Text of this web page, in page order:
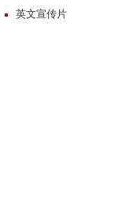
英文宣传片